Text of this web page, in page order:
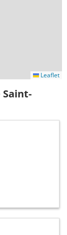
Leaflet